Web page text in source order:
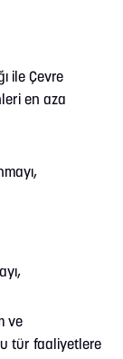
ile Çevre
en aza
ve
tür faaliyetlere